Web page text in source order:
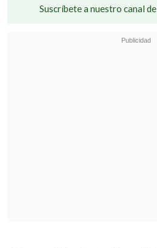
Suscríbete a nuestro canal de